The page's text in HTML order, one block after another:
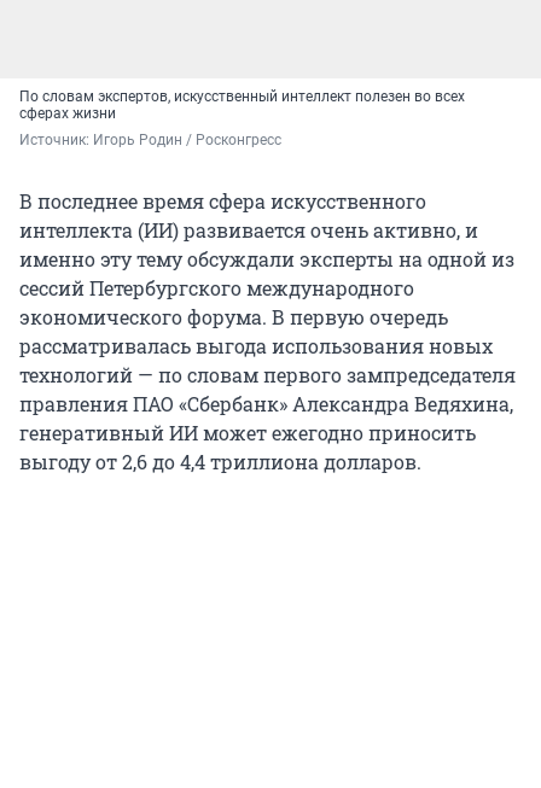
По словам экспертов, искусственный интеллект полезен во всех
сферах жизни
Источник: Игорь Родин / Росконгресс
В последнее время сфера искусственного
интеллекта (ИИ) развивается очень активно, и
именно эту тему обсуждали эксперты на одной из
сессий Петербургского международного
экономического форума. В первую очередь
рассматривалась выгода использования новых
технологий — по словам первого зампредседателя
правления ПАО «Сбербанк» Александра Ведяхина,
генеративный ИИ может ежегодно приносить
выгоду от 2,6 до 4,4 триллиона долларов.